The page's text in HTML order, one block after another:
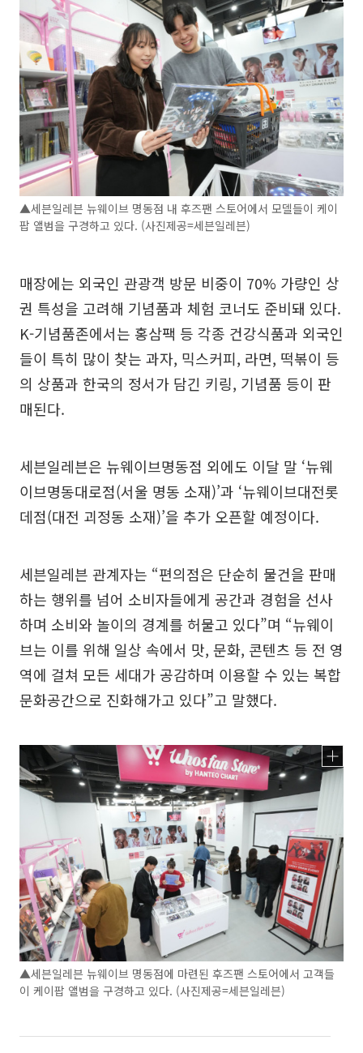
▲세븐일레븐 뉴웨이브 명동점 내 후즈팬 스토어에서 모델들이 케이
팝 앨범을 구경하고 있다. (사진제공=세븐일레븐)
매장에는 외국인 관광객 방문 비중이 70% 가량인 상
권 특성을 고려해 기념품과 체험 코너도 준비돼 있다.
K-기념품존에서는 홍삼팩 등 각종 건강식품과 외국인
들이 특히 많이 찾는 과자, 믹스커피, 라면, 떡볶이 등
의 상품과 한국의 정서가 담긴 키링, 기념품 등이 판
매된다.
세븐일레븐은 뉴웨이브명동점 외에도 이달 말 ‘뉴웨
이브명동대로점(서울 명동 소재)’과 ‘뉴웨이브대전롯
데점(대전 괴정동 소재)’을 추가 오픈할 예정이다.
세븐일레븐 관계자는 “편의점은 단순히 물건을 판매
하는 행위를 넘어 소비자들에게 공간과 경험을 선사
하며 소비와 놀이의 경계를 허물고 있다”며 “뉴웨이
브는 이를 위해 일상 속에서 맛, 문화, 콘텐츠 등 전 영
역에 걸쳐 모든 세대가 공감하며 이용할 수 있는 복합
문화공간으로 진화해가고 있다”고 말했다.
▲세븐일레븐 뉴웨이브 명동점에 마련된 후즈팬 스토어에서 고객들
이 케이팝 앨범을 구경하고 있다. (사진제공=세븐일레븐)